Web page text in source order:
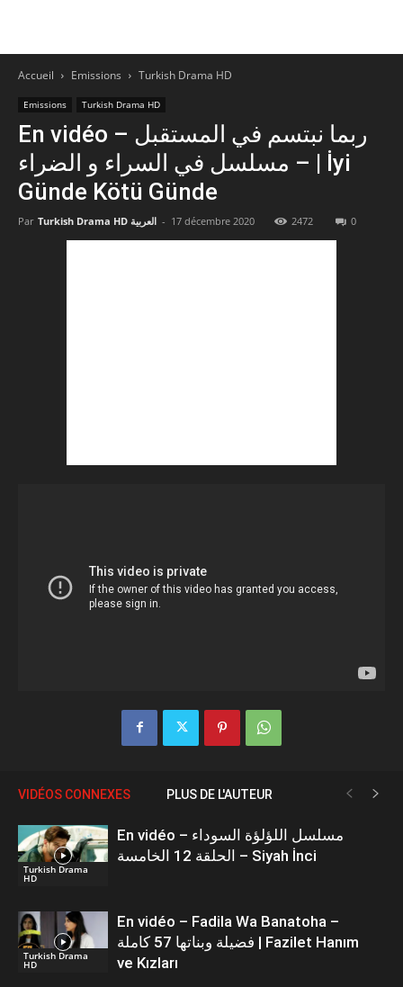
Accueil Emissions Turkish Drama HD
Emissions Turkish Drama HD
En vidéo – ربما نبتسم في المستقبل
– مسلسل في السراء و الضراء | İyi
Günde Kötü Günde
Par Turkish Drama HD العربية - 17 décembre 2020 2472 0
VIDÉOS CONNEXES PLUS DE L'AUTEUR
Turkish Drama
HD
En vidéo – مسلسل اللؤلؤة السوداء
الحلقة 12 الخامسة – Siyah İnci
Turkish Drama
HD
En vidéo – Fadila Wa Banatoha –
فضيلة وبناتها 57 كاملة | Fazilet Hanım
ve Kızları